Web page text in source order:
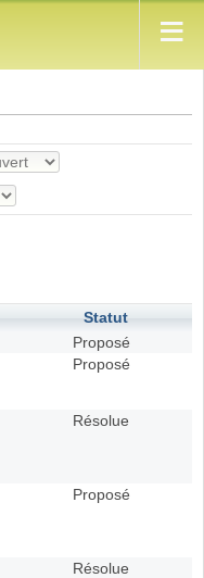
Statut
Proposé
Proposé
Résolue
Proposé
Résolue